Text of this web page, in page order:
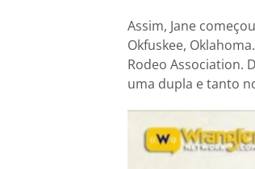
Assim, Jane
Okfuskee,
Rodeo Association.
uma dupla e tanto